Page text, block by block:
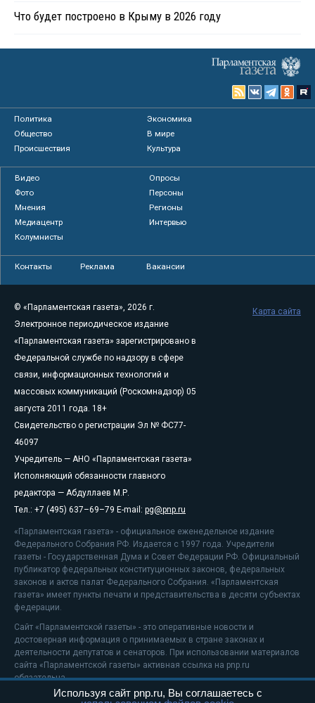
Что будет построено в Крыму в 2026 году
Политика
Экономика
Общество
В мире
Происшествия
Культура
Видео
Опросы
Фото
Персоны
Мнения
Регионы
Медиацентр
Интервью
Колумнисты
Контакты Реклама Вакансии
© «Парламентская газета», 2026 г.
Электронное периодическое издание
«Парламентская газета» зарегистрировано в
Федеральной службе по надзору в сфере
связи, информационных технологий и
массовых коммуникаций (Роскомнадзор) 05
августа 2011 года. 18+
Свидетельство о регистрации Эл № ФС77-
46097
Учредитель — АНО «Парламентская газета»
Исполняющий обязанности главного
редактора — Абдуллаев М.Р.
Тел.: +7 (495) 637–69–79 E-mail: pg@pnp.ru
«Парламентская газета» - официальное еженедельное издание
Федерального Собрания РФ. Издается с 1997 года. Учредители
газеты - Государственная Дума и Совет Федерации РФ. Официальный
публикатор федеральных конституционных законов, федеральных
законов и актов палат Федерального Собрания. «Парламентская
газета» имеет пункты печати и представительства в десяти субъектах
федерации.
Сайт «Парламентской газеты» - это оперативные новости и
достоверная информация о принимаемых в стране законах и
деятельности депутатов и сенаторов. При использовании материалов
сайта «Парламентской газеты» активная ссылка на pnp.ru
обязательна.
На информационном ресурсе применяютсярекомендательные
Карта сайта
Используя сайт pnp.ru, Вы соглашаетесь с